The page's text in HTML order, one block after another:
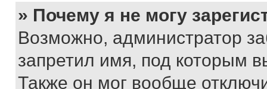
» Почему я не могу
Возможно, администратор
запретил имя, под которым
Также он мог вообще